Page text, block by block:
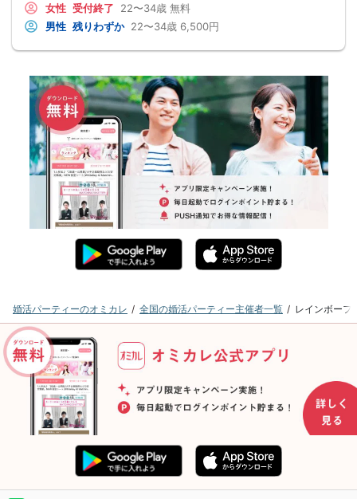
女性 受付終了 22〜34歳 無料
男性 残りわずか 22〜34歳 6,500円
婚活パーティーのオミカレ 全国の婚活パーティー主催者一覧 レインボーフ